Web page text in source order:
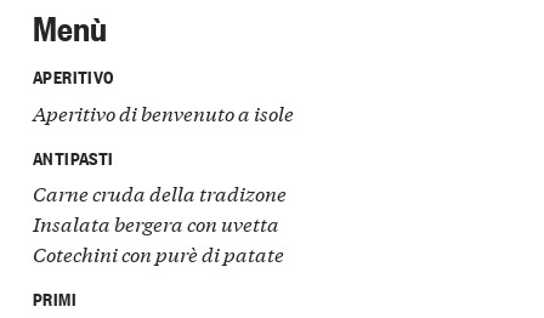
Menù
APERITIVO
Aperitivo di benvenuto a isole
ANTIPASTI
Carne cruda della tradizone
Insalata bergera con uvetta
Cotechini con purè di patate
PRIMI